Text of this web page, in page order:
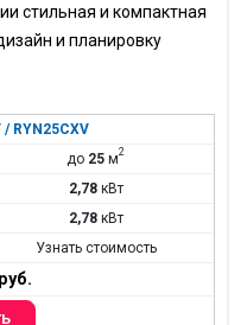
стильная и компактная
и планировку
/ RYN25CXV
до 25 м2
2,78кВт
2,78кВт
Узнать стоимость